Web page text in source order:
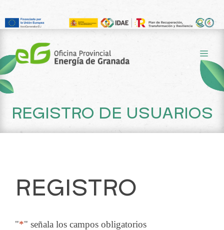
contenido
REGISTRO DE USUARIOS
REGISTRO
"*" señala los campos obligatorios